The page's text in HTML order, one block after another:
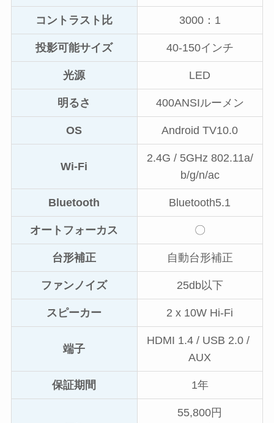
コントラスト比 3000：1
投影可能サイズ 40-150インチ
光源 LED
明るさ 400ANSIルーメン
OS Android TV10.0
Wi-Fi
2.4G / 5GHz 802.11a/
b/g/n/ac
Bluetooth Bluetooth5.1
オートフォーカス 〇
台形補正 自動台形補正
ファンノイズ 25db以下
スピーカー 2 x 10W Hi-Fi
端子
HDMI 1.4 / USB 2.0 /
AUX
保証期間 1年
55,800円